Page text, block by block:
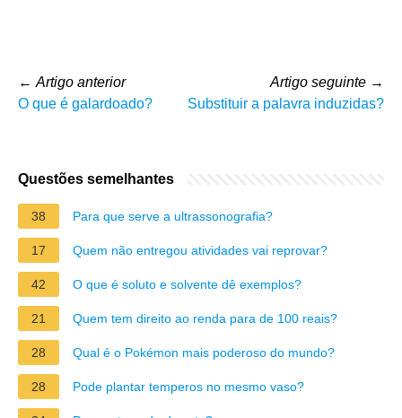
← Artigo anterior
O que é galardoado?
Artigo seguinte →
Substituir a palavra induzidas?
Questões semelhantes
38 Para que serve a ultrassonografia?
17 Quem não entregou atividades vai reprovar?
42 O que é soluto e solvente dê exemplos?
21 Quem tem direito ao renda para de 100 reais?
28 Qual é o Pokémon mais poderoso do mundo?
28 Pode plantar temperos no mesmo vaso?